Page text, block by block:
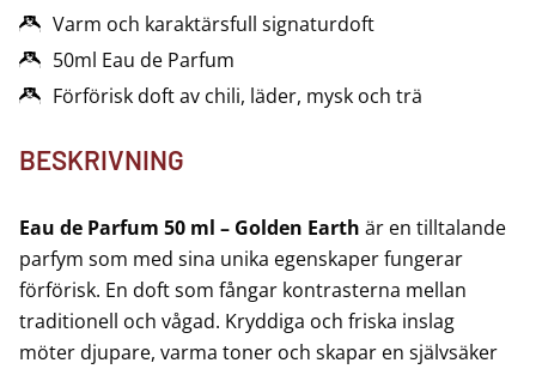
mängd
BESKRIVNING
Eau de Parfum 50 ml – Golden Earth är en tilltalande
parfym som med sina unika egenskaper fungerar
förförisk. En doft som fångar kontrasterna mellan
traditionell och vågad. Kryddiga och friska inslag
möter djupare, varma toner och skapar en självsäker
Varm och karaktärsfull signaturdoft
50ml Eau de Parfum
Förförisk doft av chili, läder, mysk och trä